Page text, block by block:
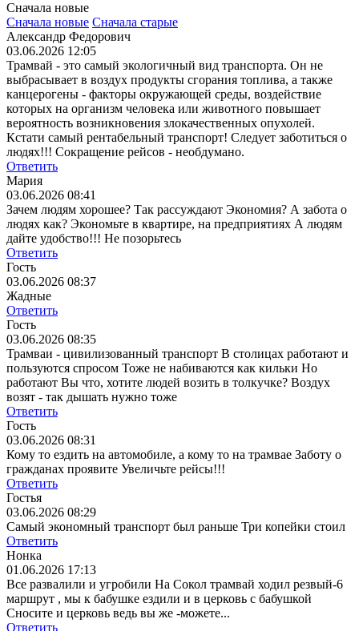
Сначала новые
Сначала новые Сначала старые
Александр Федорович
03.06.2026 12:05
Трамвай - это самый экологичный вид транспорта. Он не
выбрасывает в воздух продукты сгорания топлива, а также
канцерогены - факторы окружающей среды, воздействие
которых на организм человека или животного повышает
вероятность возникновения злокачественных опухолей.
Кстати самый рентабельный транспорт! Следует заботиться о
людях!!! Сокращение рейсов - необдумано.
Ответить
Мария
03.06.2026 08:41
Зачем людям хорошее? Так рассуждают Экономия? А забота о
людях как? Экономьте в квартире, на предприятиях А людям
дайте удобство!!! Не позорьтесь
Ответить
Гость
03.06.2026 08:37
Жадные
Ответить
Гость
03.06.2026 08:35
Трамваи - цивилизованный транспорт В столицах работают и
пользуются спросом Тоже не набиваются как кильки Но
работают Вы что, хотите людей возить в толкучке? Воздух
возят - так дышать нужно тоже
Ответить
Гость
03.06.2026 08:31
Кому то ездить на автомобиле, а кому то на трамвае Заботу о
гражданах проявите Увеличьте рейсы!!!
Ответить
Гостья
03.06.2026 08:29
Самый экономный транспорт был раньше Три копейки стоил
Ответить
Нонка
01.06.2026 17:13
Все развалили и угробили На Сокол трамвай ходил резвый-6
маршрут , мы к бабушке ездили и в церковь с бабушкой
Сносите и церковь ведь вы же -можете...
Ответить